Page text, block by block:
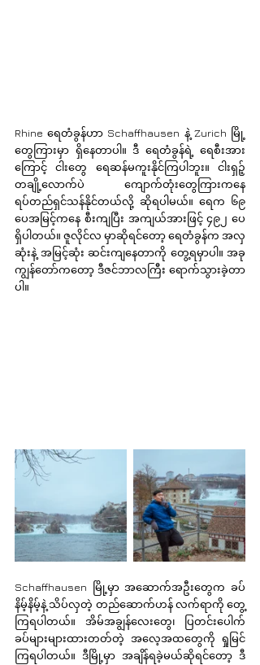
Rhine ရေတံခွန်ဟာ Schaffhausen နဲ့ Zurich မြို့
တွေကြားမှာ ရှိနေတာပါ။ ဒီ ရေတံခွန်ရဲ့ ရေစီးအား
ကြောင့် ငါးတွေ ရေဆန်မကူးနိုင်ကြပါဘူး။ ငါးရှဉ့်
တချို့လောက်ပဲ ကျောက်တုံးတွေကြားကနေ
ရပ်တည်ရှင်သန်နိုင်တယ်လို့ ဆိုရပါမယ်။ ရေက ၆၉
ပေအမြင့်ကနေ စီးကျပြီး အကျယ်အားဖြင့် ၄၉၂ ပေ
ရှိပါတယ်။ ဇူလိုင်လ မှာဆိုရင်တော့ ရေတံခွန်က အလှ
ဆုံးနဲ့ အမြင့်ဆုံး ဆင်းကျနေတာကို တွေ့ရမှာပါ။ အခု
ကျွန်တော်ကတော့ ဒီဇင်ဘာလကြီး ရောက်သွားခဲ့တာ
ပါ။
Schaffhausen မြို့မှာ အဆောက်အဦးတွေက ခပ်
နိမ့်နိမ့်နဲ့ သိပ်လှတဲ့ တည်ဆောက်ဟန် လက်ရာကို တွေ့
ကြရပါတယ်။ အိမ်အချွန်လေးတွေ၊ ပြတင်းပေါက်
ခပ်များများထားတတ်တဲ့ အလေ့အထတွေကို ရှုမြင်
ကြရပါတယ်။ ဒီမြို့မှာ အချိန်ရခဲ့မယ်ဆိုရင်တော့ ဒီ